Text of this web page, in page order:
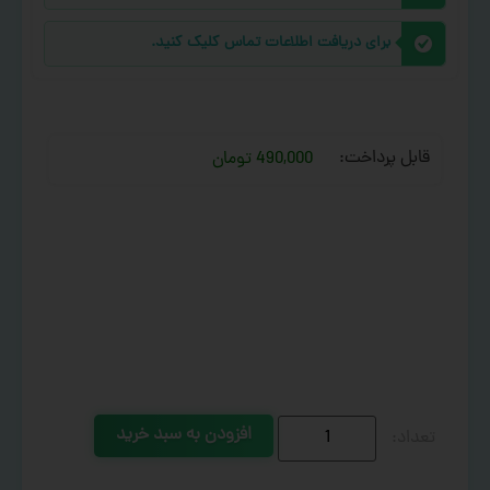
برای دریافت اطلاعات تماس کلیک کنید.
قابل پرداخت: 490,000 تومان
افزودن به سبد خرید